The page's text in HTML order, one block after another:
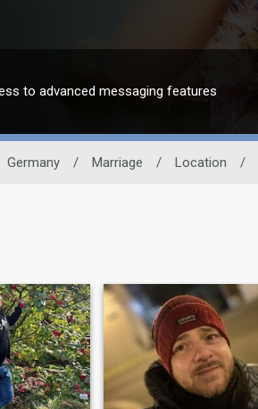
to advanced messaging features
Germany / Marriage / Location /